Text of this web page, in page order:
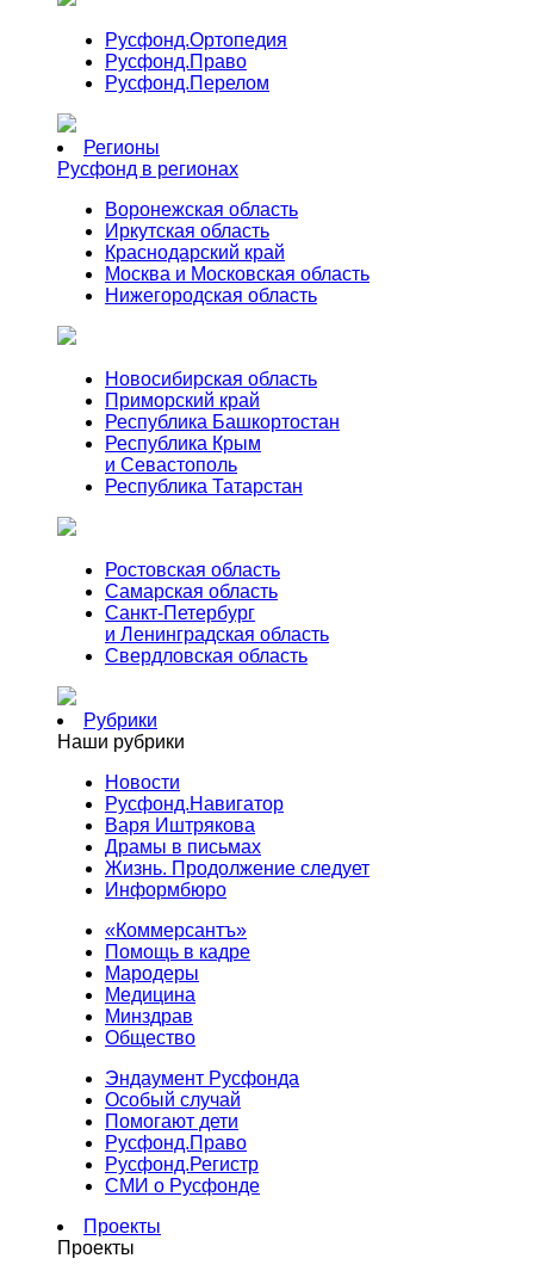
Русфонд.Ортопедия
Русфонд.Право
Русфонд.Перелом
Регионы
Русфонд в регионах
Воронежская область
Иркутская область
Краснодарский край
Москва и Московская область
Нижегородская область
Новосибирская область
Приморский край
Республика Башкортостан
Республика Крым
и Севастополь
Республика Татарстан
Ростовская область
Самарская область
Санкт-Петербург
и Ленинградская область
Свердловская область
Рубрики
Наши рубрики
Новости
Русфонд.Навигатор
Варя Иштрякова
Драмы в письмах
Жизнь. Продолжение следует
Информбюро
«Коммерсантъ»
Помощь в кадре
Мародеры
Медицина
Минздрав
Общество
Эндаумент Русфонда
Особый случай
Помогают дети
Русфонд.Право
Русфонд.Регистр
СМИ о Русфонде
Проекты
Проекты